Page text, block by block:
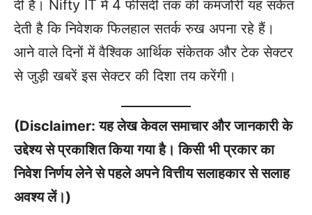
दी है। Nifty IT में 4 फीसदी तक की कमजोरी यह संकेत
देती है कि निवेशक फिलहाल सतर्क रुख अपना रहे हैं।
आने वाले दिनों में वैश्विक आर्थिक संकेतक और टेक सेक्टर
से जुड़ी खबरें इस सेक्टर की दिशा तय करेंगी।
(Disclaimer: यह लेख केवल समाचार और जानकारी के
उद्देश्य से प्रकाशित किया गया है। किसी भी प्रकार का
निवेश निर्णय लेने से पहले अपने वित्तीय सलाहकार से सलाह
अवश्य लें।)